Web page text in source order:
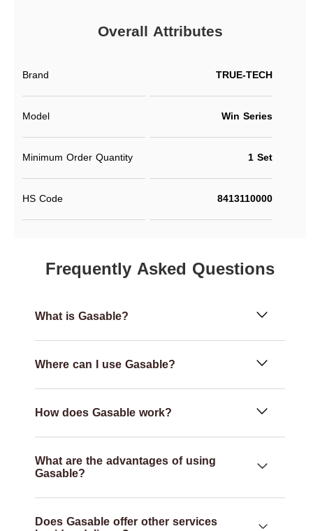
Overall Attributes
Brand TRUE-TECH
Model Win Series
Minimum Order Quantity 1 Set
HS Code 8413110000
Frequently Asked Questions
What is Gasable?
Where can I use Gasable?
How does Gasable work?
What are the advantages of using
Gasable?
Does Gasable offer other services